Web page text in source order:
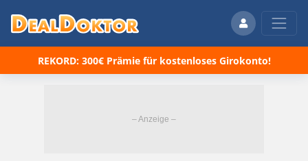
REKORD: 300€ Prämie für kostenloses Girokonto!